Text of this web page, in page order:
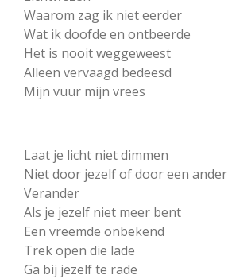
Waarom zag ik niet eerder
Wat ik doofde en ontbeerde
Het is nooit weggeweest
Alleen vervaagd bedeesd
Mijn vuur mijn vrees
Laat je licht niet dimmen
Niet door jezelf of door een ander
Verander
Als je jezelf niet meer bent
Een vreemde onbekend
Trek open die lade
Ga bij jezelf te rade